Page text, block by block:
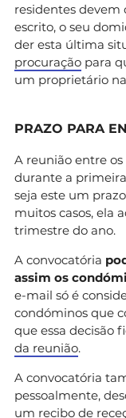
residentes
escrito, o seu
der esta última
procuração para
um proprietário
PRAZO PARA
A reunião entre
durante a
seja este um
muitos casos, ela
trimestre do ano.
A convocatória
assim os
e-mail só é
condóminos que
que essa decisão
da reunião.
A convocatória
pessoalmente,
um recibo de